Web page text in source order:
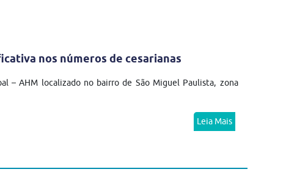
nos números de cesarianas
– AHM localizado no bairro de São Miguel Paulista, zona
Leia Mais